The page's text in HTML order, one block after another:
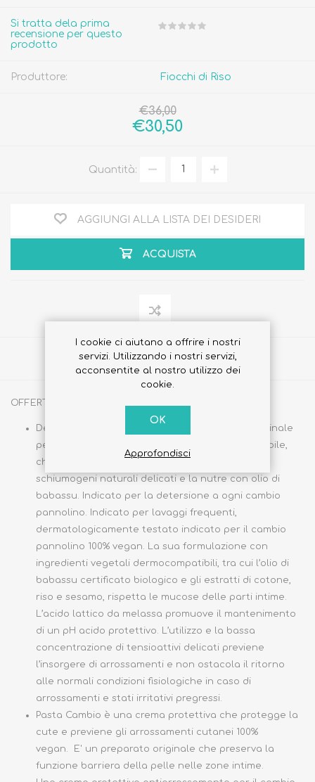
Si tratta dela prima
recensione per questo
prodotto
Produttore: Fiocchi di Riso
€36,00
€30,50
Quantità:
AGGIUNGI ALLA LISTA DEI DESIDERI
ACQUISTA
Share
OFFERTA COMPOSTA DA:
Detergente Intimo MioDerm è un preparato originale
per l'igiene del neonato, adatto alla pelle sensibile,
che deterge la zona urogenitale con agenti
schiumogeni naturali delicati e la nutre con olio di
babassu. Indicato per la detersione a ogni cambio
pannolino. Indicato per lavaggi frequenti,
dermatologicamente testato indicato per il cambio
pannolino 100% vegan. La sua formulazione con
ingredienti vegetali dermocompatibili, tra cui l’olio di
babassu certificato biologico e gli estratti di cotone,
riso e sesamo, rispetta le mucose delle parti intime.
L’acido lattico da melassa promuove il mantenimento
di un pH acido protettivo. L’utilizzo e la bassa
concentrazione di tensioattivi delicati previene
l’insorgere di arrossamenti e non ostacola il ritorno
alle normali condizioni fisiologiche in caso di
arrossamenti e stati irritativi pregressi.
Pasta Cambio è una crema protettiva che protegge la
cute e previene gli arrossamenti cutanei 100%
vegan. E' un preparato originale che preserva la
funzione barriera della pelle nelle zone intime.
I cookie ci aiutano a offrire i nostri
servizi. Utilizzando i nostri servizi,
acconsentite al nostro utilizzo dei
cookie.
OK
Approfondisci